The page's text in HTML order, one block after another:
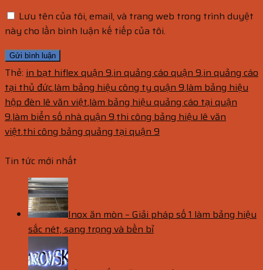
Lưu tên của tôi, email, và trang web trong trình duyệt
này cho lần bình luận kế tiếp của tôi.
Thẻ: in bạt hiflex quận 9,in quảng cáo quận 9,in quảng cáo
tại thủ đức,làm bảng hiệu công ty quận 9,làm bảng hiệu
hộp đèn lê văn việt,làm bảng hiệu quảng cáo tại quận
9,làm biển số nhà quận 9,thi công bảng hiệu lê văn
việt,thi công bảng quảng tại quận 9
Tin tức mới nhất
Inox ăn mòn – Giải pháp số 1 làm bảng hiệu
sắc nét, sang trọng và bền bỉ